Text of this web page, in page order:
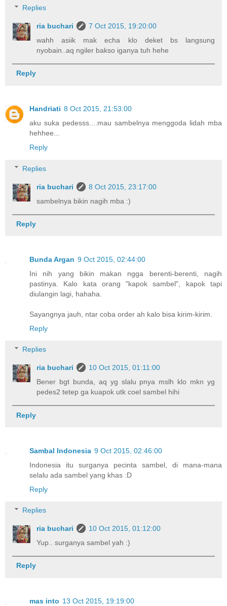
Replies
ria buchari
7 Oct 2015, 19:20:00
wahh asiik mak echa klo deket bs langsung
nyobain..aq ngiler bakso iganya tuh hehe
Reply
Handriati 8 Oct 2015, 21:53:00
aku suka pedesss....mau sambelnya menggoda lidah mba
hehhee...
Reply
Replies
ria buchari
8 Oct 2015, 23:17:00
sambelnya bikin nagih mba :)
Reply
Bunda Argan 9 Oct 2015, 02:44:00
Ini nih yang bikin makan ngga berenti-berenti, nagih
pastinya. Kalo kata orang "kapok sambel", kapok tapi
diulangin lagi, hahaha.
Sayangnya jauh, ntar coba order ah kalo bisa kirim-kirim.
Reply
Replies
ria buchari
10 Oct 2015, 01:11:00
Bener bgt bunda, aq yg slalu pnya mslh klo mkn yg
pedes2 tetep ga kuapok utk coel sambel hihi
Reply
Sambal Indonesia 9 Oct 2015, 02:46:00
Indonesia itu surganya pecinta sambel, di mana-mana
selalu ada sambel yang khas :D
Reply
Replies
ria buchari
10 Oct 2015, 01:12:00
Yup.. surganya sambel yah :)
Reply
mas into 13 Oct 2015, 19:19:00